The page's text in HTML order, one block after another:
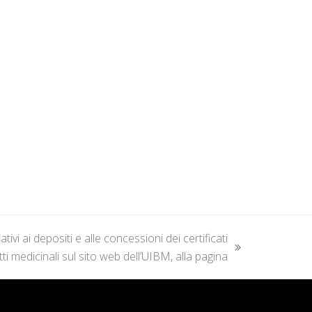
ai depositi e alle concessioni dei certificati
sul sito web dell’UIBM, alla pagina